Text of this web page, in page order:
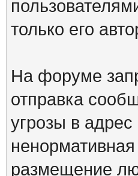
только его
На форуме
отправка
угрозы в
размещение